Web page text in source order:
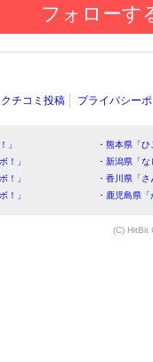
フォローす
クチコミ投稿 プライバシー
」
・熊本県「
！」
・新潟県「
！」
・香川県「
！」
・鹿児島県
(C) HitBit